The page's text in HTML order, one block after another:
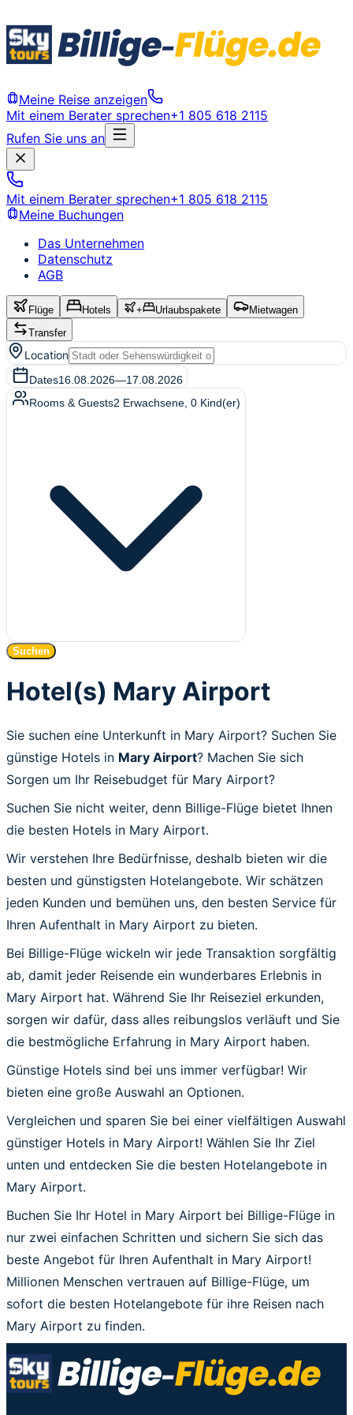
Meine Reise anzeigen
Mit einem Berater sprechen+1 805 618 2115
Rufen Sie uns an
Mit einem Berater sprechen+1 805 618 2115
Meine Buchungen
Das Unternehmen
Datenschutz
AGB
Flüge Hotels + Urlaubspakete
Mietwagen
Transfer
Location
Dates16.08.2026—17.08.2026
Rooms & Guests2 Erwachsene 0 Kind(er)
Suchen
Hotel(s) Mary Airport
Sie suchen eine Unterkunft in Mary Airport? Suchen Sie
günstige Hotels in Mary Airport? Machen Sie sich
Sorgen um Ihr Reisebudget für Mary Airport?
Suchen Sie nicht weiter, denn Billige-Flüge bietet Ihnen
die besten Hotels in Mary Airport.
Wir verstehen Ihre Bedürfnisse, deshalb bieten wir die
besten und günstigsten Hotelangebote. Wir schätzen
jeden Kunden und bemühen uns, den besten Service für
Ihren Aufenthalt in Mary Airport zu bieten.
Bei Billige-Flüge wickeln wir jede Transaktion sorgfältig
ab, damit jeder Reisende ein wunderbares Erlebnis in
Mary Airport hat. Während Sie Ihr Reiseziel erkunden,
sorgen wir dafür, dass alles reibungslos verläuft und Sie
die bestmögliche Erfahrung in Mary Airport haben.
Günstige Hotels sind bei uns immer verfügbar! Wir
bieten eine große Auswahl an Optionen.
Vergleichen und sparen Sie bei einer vielfältigen Auswahl
günstiger Hotels in Mary Airport! Wählen Sie Ihr Ziel
unten und entdecken Sie die besten Hotelangebote in
Mary Airport.
Buchen Sie Ihr Hotel in Mary Airport bei Billige-Flüge in
nur zwei einfachen Schritten und sichern Sie sich das
beste Angebot für Ihren Aufenthalt in Mary Airport!
Millionen Menschen vertrauen auf Billige-Flüge, um
sofort die besten Hotelangebote für ihre Reisen nach
Mary Airport zu finden.